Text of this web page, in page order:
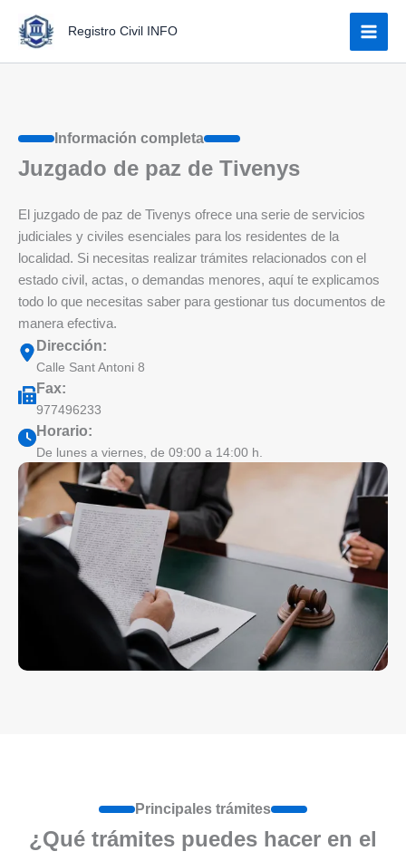
contenido
Registro Civil INFO
Información completa
Juzgado de paz de Tivenys
El juzgado de paz de Tivenys ofrece una serie de servicios
judiciales y civiles esenciales para los residentes de la
localidad. Si necesitas realizar trámites relacionados con el
estado civil, actas, o demandas menores, aquí te explicamos
todo lo que necesitas saber para gestionar tus documentos de
manera efectiva.
Dirección:
Calle Sant Antoni 8
Fax:
977496233
Horario:
De lunes a viernes, de 09:00 a 14:00 h.
Principales trámites
¿Qué trámites puedes hacer en el